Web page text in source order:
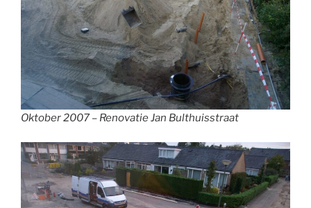
Oktober 2007 – Renovatie Jan Bulthuisstraat